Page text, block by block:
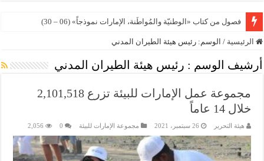
فصول من كتاب «الوطنيّة والمُواطَنة، الإمارات نموذجاً» (06 – 30)
الرئيسية / الوسم: رئيس هيئة الطيران المدني
أرشيف الوسم : رئيس هيئة الطيران المدني
مجموعة عمل الإمارات للبيئة تزرع 2,101,518
خلال 14 عاماً
هيئة التحرير 26 سبتمبر، 2021 مجموعة الإمارات للبيئة 0
2,056